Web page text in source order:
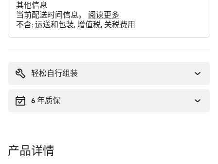
其他信息
当前配送时间信息。 阅读更多
不含: 运送和包装 增值税 关税费用
轻松自行组装
6 年质保
产品详情